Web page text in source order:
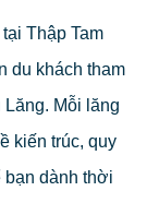
Thập Tam
du khách tham
Mỗi lăng
kiến trúc, quy
bạn dành thời